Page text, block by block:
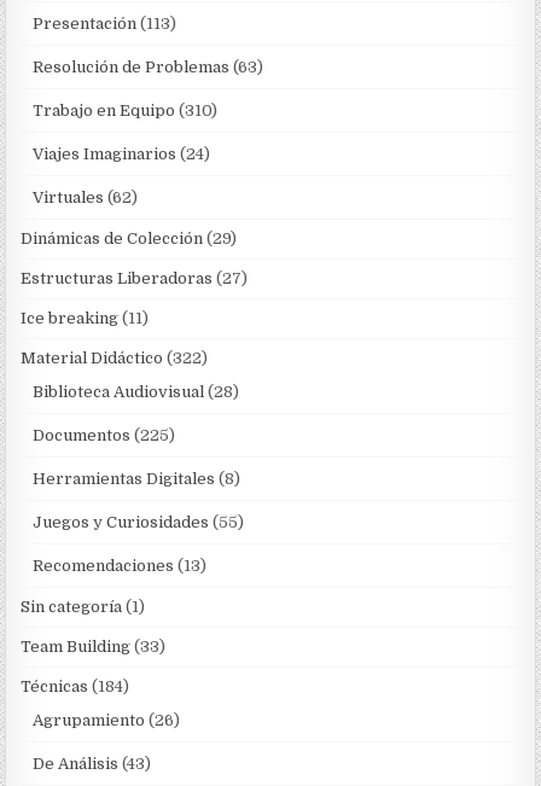
Presentación (113)
Resolución de Problemas (63)
Trabajo en Equipo (310)
Viajes Imaginarios (24)
Virtuales (62)
Dinámicas de Colección (29)
Estructuras Liberadoras (27)
Ice breaking (11)
Material Didáctico (322)
Biblioteca Audiovisual (28)
Documentos (225)
Herramientas Digitales (8)
Juegos y Curiosidades (55)
Recomendaciones (13)
Sin categoría (1)
Team Building (33)
Técnicas (184)
Agrupamiento (26)
De Análisis (43)